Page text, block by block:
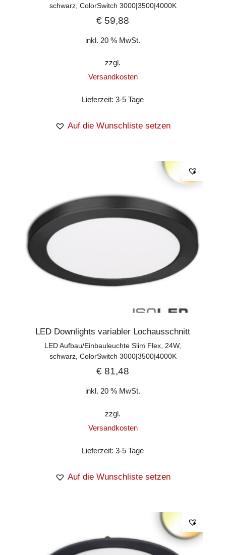
schwarz, ColorSwitch 3000|3500|4000K
€ 59,88
inkl. 20 % MwSt.
zzgl.
Versandkosten
Lieferzeit:3-5 Tage
Auf die Wunschliste setzen
LED Downlights variabler Lochausschnitt
LED Aufbau/Einbauleuchte Slim Flex, 24W,
schwarz, ColorSwitch 3000|3500|4000K
€ 81,48
inkl. 20 % MwSt.
zzgl.
Versandkosten
Lieferzeit:3-5 Tage
Auf die Wunschliste setzen